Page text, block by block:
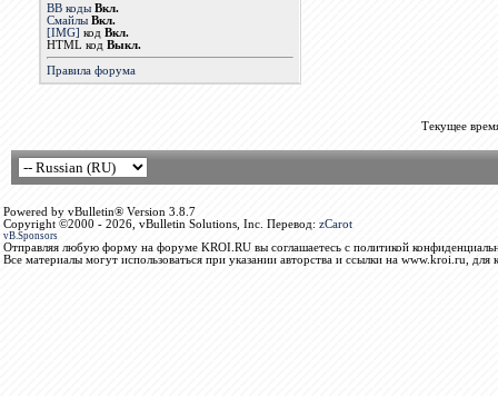
BB коды Вкл.
Смайлы Вкл.
[IMG] код Вкл.
HTML код Выкл.
Правила форума
Текущее
Powered by vBulletin® Version 3.8.7
Copyright ©2000 - 2026, vBulletin Solutions, Inc. Перевод: zCarot
vB.Sponsors
Отправляя любую форму на форуме KROI.RU вы соглашаетесь с политикой
Все материалы могут использоваться при указании авторства и ссылки на www.kroi.ru, для